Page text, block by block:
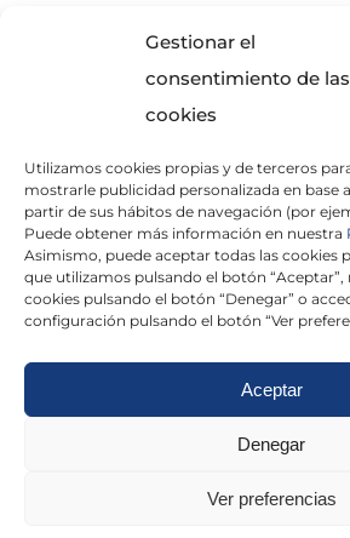
Gestionar el
consentimiento de las
cookies
Utilizamos cookies propias y de terceros
mostrarle publicidad personalizada en base
partir de sus hábitos de navegación (por
Puede obtener más información en nuestra
Asimismo, puede aceptar todas las cookies
que utilizamos pulsando el botón “Aceptar”,
cookies pulsando el botón “Denegar” o
configuración pulsando el botón “Ver
Aceptar
Denegar
Ver preferencias
He leído y acepto laPolítica de
Politica de cookies|Aviso Legal
Madrid|Tarragona